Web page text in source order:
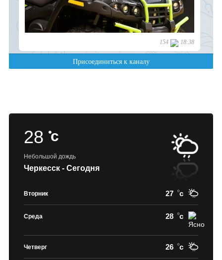
28 c
Небольшой дождь
Черкесск - Сегодня
Вторник 27 c
Среда 28 c
Четверг 26 c